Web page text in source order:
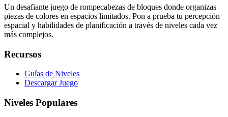
Un desafiante juego de rompecabezas de bloques donde organizas
piezas de colores en espacios limitados. Pon a prueba tu percepción
espacial y habilidades de planificación a través de niveles cada vez
más complejos.
Recursos
Guías de Niveles
Descargar Juego
Niveles Populares